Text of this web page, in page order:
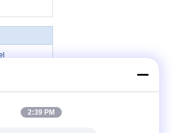
2:39 PM